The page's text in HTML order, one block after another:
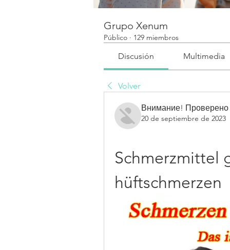
Grupo Xenum
Público · 129 miembros
Discusión Multimedia
Volver
Внимание! Проверено
20 de septiembre de 2023
Schmerzmittel
hüftschmerzen